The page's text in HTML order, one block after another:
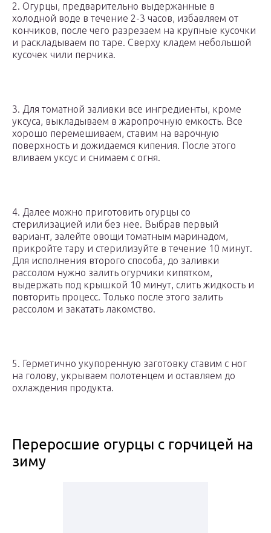
2. Огурцы, предварительно выдержанные в
холодной воде в течение 2-3 часов, избавляем от
кончиков, после чего разрезаем на крупные кусочки
и раскладываем по таре. Сверху кладем небольшой
кусочек чили перчика.
3. Для томатной заливки все ингредиенты, кроме
уксуса, выкладываем в жаропрочную емкость. Все
хорошо перемешиваем, ставим на варочную
поверхность и дожидаемся кипения. После этого
вливаем уксус и снимаем с огня.
4. Далее можно приготовить огурцы со
стерилизацией или без нее. Выбрав первый
вариант, залейте овощи томатным маринадом,
прикройте тару и стерилизуйте в течение 10 минут.
Для исполнения второго способа, до заливки
рассолом нужно залить огурчики кипятком,
выдержать под крышкой 10 минут, слить жидкость и
повторить процесс. Только после этого залить
рассолом и закатать лакомство.
5. Герметично укупоренную заготовку ставим с ног
на голову, укрываем полотенцем и оставляем до
охлаждения продукта.
Переросшие огурцы с горчицей на
зиму